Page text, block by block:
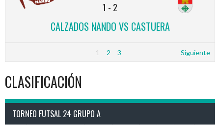
1 - 2
CALZADOS NANDO VS CASTUERA
1 2 3 Siguiente
CLASIFICACIÓN
TORNEO FUTSAL 24 GRUPO A